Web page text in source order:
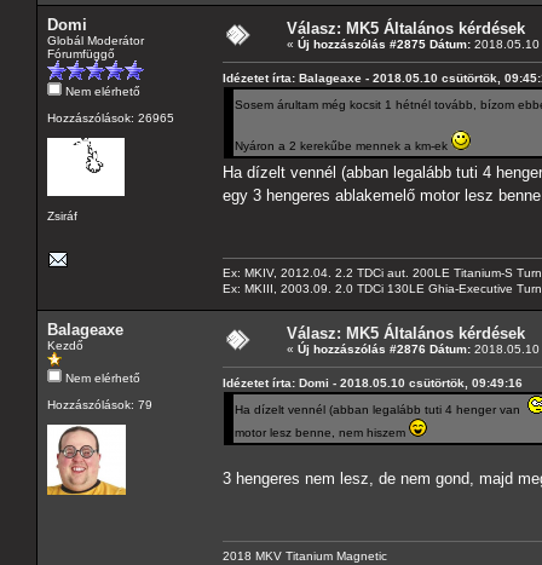
Domi
Globál Moderátor
Fórumfüggő
Nem elérhető
Hozzászólások: 26965
Zsiráf
Válasz: MK5 Általános kérdések
« Új hozzászólás #2875 Dátum: 2018.05.10
Idézetet írta: Balageaxe - 2018.05.10 csütörtök,
Sosem árultam még kocsit 1 hétnél tovább, bízom
Nyáron a 2 kerekűbe mennek a km-ek
Ha dízelt vennél (abban legalább tuti 4
egy 3 hengeres ablakemelő motor lesz
Ex: MKIV, 2012.04. 2.2 TDCi aut. 200LE Titanium-S
Ex: MKIII, 2003.09. 2.0 TDCi 130LE Ghia-Executive
Balageaxe
Kezdő
Nem elérhető
Hozzászólások: 79
Válasz: MK5 Általános kérdések
« Új hozzászólás #2876 Dátum: 2018.05.10
Idézetet írta: Domi - 2018.05.10 csütörtök, 09:49:16
Ha dízelt vennél (abban legalább tuti 4 henger van
motor lesz benne, nem hiszem
3 hengeres nem lesz, de nem gond, majd
2018 MKV Titanium Magnetic